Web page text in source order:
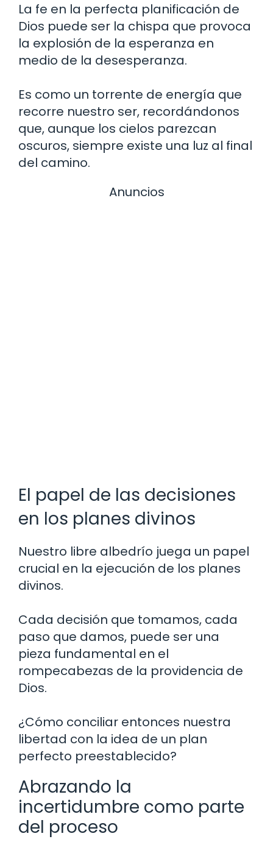
La fe en la perfecta planificación de
Dios puede ser la chispa que provoca
la explosión de la esperanza en
medio de la desesperanza.
Es como un torrente de energía que
recorre nuestro ser, recordándonos
que, aunque los cielos parezcan
oscuros, siempre existe una luz al final
del camino.
Anuncios
El papel de las decisiones
en los planes divinos
Nuestro libre albedrío juega un papel
crucial en la ejecución de los planes
divinos.
Cada decisión que tomamos, cada
paso que damos, puede ser una
pieza fundamental en el
rompecabezas de la providencia de
Dios.
¿Cómo conciliar entonces nuestra
libertad con la idea de un plan
perfecto preestablecido?
Abrazando la
incertidumbre como parte
del proceso